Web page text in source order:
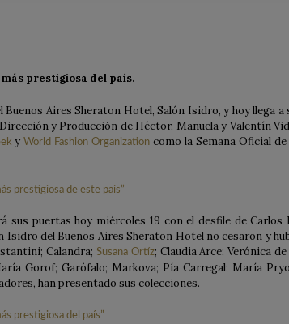
prestigiosa del país.
Aires Sheraton Hotel, Salón Isidro, y hoy llega a
y Producción de Héctor, Manuela y Valentín
yWorld Fashion Organization como la Semana Oficial de
sus puertas hoy miércoles 19 con el desfile de Carlos
Isidro del Buenos Aires Sheraton Hotel no cesaron y
Calandra; Susana Ortíz; Claudia Arce; Verónica de
Gorof; Garófalo; Markova; Pía Carregal; María
han presentado sus colecciones.